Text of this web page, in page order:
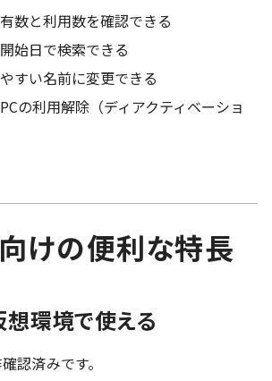
数と利用数を確認できる
始日で検索できる
すい名前に変更できる
の利用解除（ディアクティベーショ
けの便利な特長
想環境で使える
認済みです。